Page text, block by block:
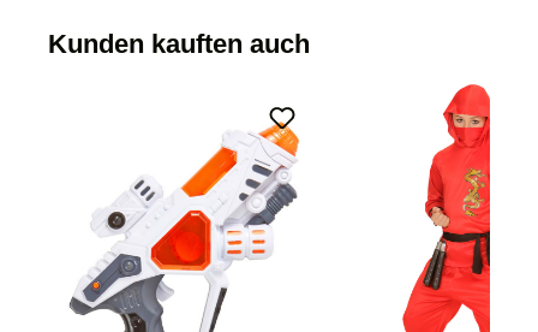
Kunden kauften auch